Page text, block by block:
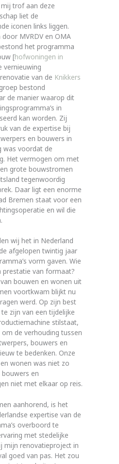
trof aan deze
liet de
iconen links liggen.
MVRDV en OMA
het programma
[hofwoningen in
vernieuwing
van de Knikkers
bestond
de manier waarop dit
in
kan worden. Zij
van de expertise bij
en bouwers in
was voordat de
Het vermogen om met
grote bouwstromen
tegenwoordig
Daar ligt een enorme
Bremen staat voor een
en wil die
wij het in Nederland
afgelopen twintig jaar
vorm gaven. Wie
prestatie van formaat?
bouwen en wonen uit
voortkwam blijkt nu
werd. Op zijn best
zijn van een tijdelijke
stilstaat,
de verhouding tussen
bouwers en
te bedenken. Onze
wonen was niet zo
en
niet met elkaar op reis.
aanhorend, is het
expertise van de
overboord te
met stedelijke
mijn renovatieproject in
goed van pas. Het zou